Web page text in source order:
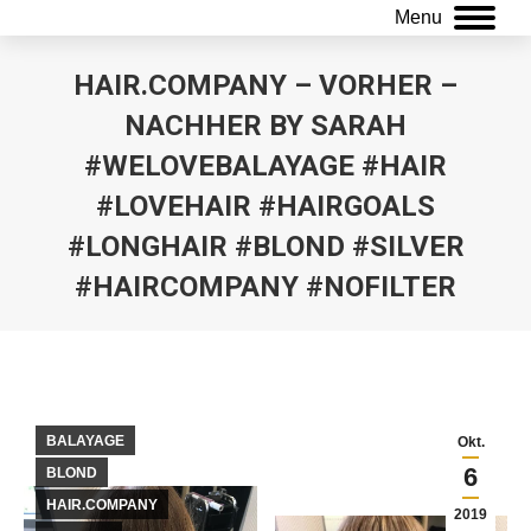
Menu
HAIR.COMPANY – VORHER –
NACHHER BY SARAH
#WELOVEBALAYAGE #HAIR
#LOVEHAIR #HAIRGOALS
#LONGHAIR #BLOND #SILVER
#HAIRCOMPANY #NOFILTER
Okt.
6
2019
BALAYAGE
BLOND
HAIR.COMPANY